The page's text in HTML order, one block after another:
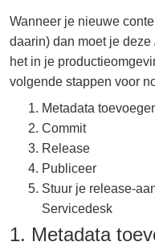
Wanneer je nieuwe
daarin) dan moet je deze
het in je
volgende stappen voor
Metadata
Commit
Release
Publiceer
Stuur je release-
Servicedesk
1. Metadata